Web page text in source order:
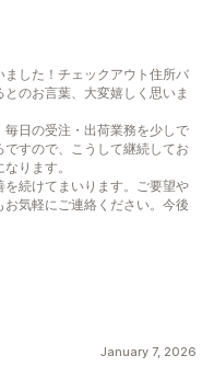
した！チェックアウト住所バ
のお言葉、大変嬉しく思いま
日の受注・出荷業務を少しで
すので、こうして継続してお
ります。
続けてまいります。ご要望や
気軽にご連絡ください。今後
January 7, 2026